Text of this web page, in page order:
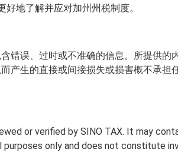
地了解并应对加州州税制度。
错误、过时或不准确的信息。所提供的
产生的直接或间接损失或损害概不承担
or verified by SINO TAX. It may
only and does not constitute